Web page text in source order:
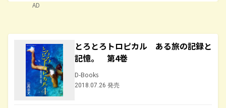
AD
とろとろトロピカル ある旅の記録と
記憶。 第4巻
D-Books
2018.07.26 発売